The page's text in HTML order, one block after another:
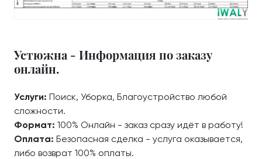
Устюжна - Информация по заказу
онлайн.
Услуги: Поиск, Уборка, Благоустройство любой
сложности.
Формат: 100% Онлайн - заказ сразу идёт в работу!
Оплата: Безопасная сделка - услуга оказывается,
либо возврат 100% оплаты.